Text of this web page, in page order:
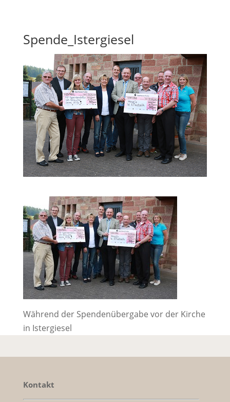
Spende_Istergiesel
Während der Spendenübergabe vor der Kirche
in Istergiesel
Kontakt